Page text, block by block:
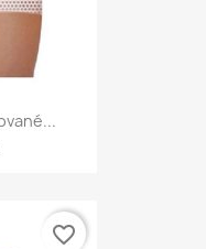
favorite_border